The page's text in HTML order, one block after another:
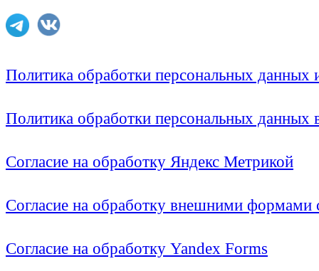
Политика обработки персональных
Политика обработки персональных
Согласие на обработку Яндекс Метрикой
Согласие на обработку внешними формами
Согласие на обработку Yandex Forms